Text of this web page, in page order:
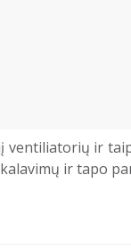
ventiliatorių ir
ir tapo